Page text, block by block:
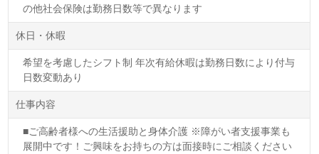
の他社会保険は勤務日数等で異なります
休日・休暇
希望を考慮したシフト制 年次有給休暇は勤務日数により付与
日数変動あり
仕事内容
■ご高齢者様への生活援助と身体介護 ※障がい者支援事業も
展開中です！ご興味をお持ちの方は面接時にご相談ください